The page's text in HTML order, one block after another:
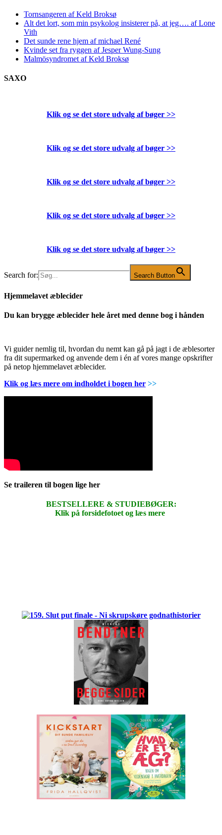
Tornsangeren af Keld Broksø
Alt det lort, som min psykolog insisterer på, at jeg…. af Lone
Vith
Det sunde rene hjem af michael René
Kvinde set fra ryggen af Jesper Wung-Sung
Malmösyndromet af Keld Broksø
SAXO
Klik og se det store udvalg af bøger >>
Klik og se det store udvalg af bøger >>
Klik og se det store udvalg af bøger >>
Klik og se det store udvalg af bøger >>
Klik og se det store udvalg af bøger >>
Search for: Search Button
Hjemmelavet æblecider
Du kan brygge æblecider hele året med denne bog i hånden
Vi guider nemlig til, hvordan du nemt kan gå på jagt i de æblesorter
fra dit supermarked og anvende dem i én af vores mange opskrifter
på netop hjemmelavet æblecider.
Klik og læs mere om indholdet i bogen her >>
Se traileren til bogen lige her
BESTSELLERE & STUDIEBØGER:
Klik på forsidefotoet og læs mere